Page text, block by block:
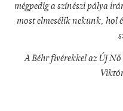
mégpedig a színészi pálya
most elmesélik nekünk, hol
A Béhr fivérekkel az Új